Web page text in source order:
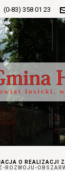
(0-83) 358 01 23
O REALIZACJI
ROZWOJU-